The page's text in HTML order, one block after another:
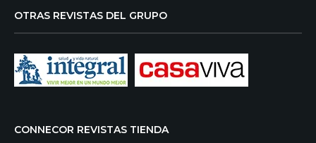
OTRAS REVISTAS DEL GRUPO
CONNECOR REVISTAS TIENDA